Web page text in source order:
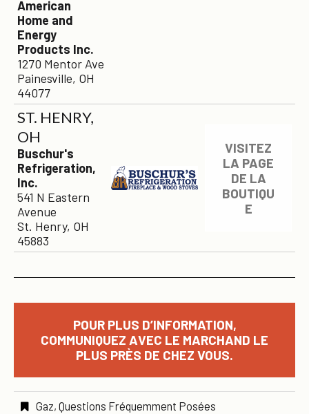
American
Home and
Energy
Products Inc.
1270 Mentor Ave
Painesville, OH
44077
ST. HENRY,
OH
Buschur's
Refrigeration,
Inc.
541 N Eastern
Avenue
St. Henry, OH
45883
VISITEZ
LA PAGE
DE LA
BOUTIQU
E
POUR PLUS D’INFORMATION,
COMMUNIQUEZ AVEC LE MARCHAND LE
PLUS PRÈS DE CHEZ VOUS.
Gaz, Questions Fréquemment Posées